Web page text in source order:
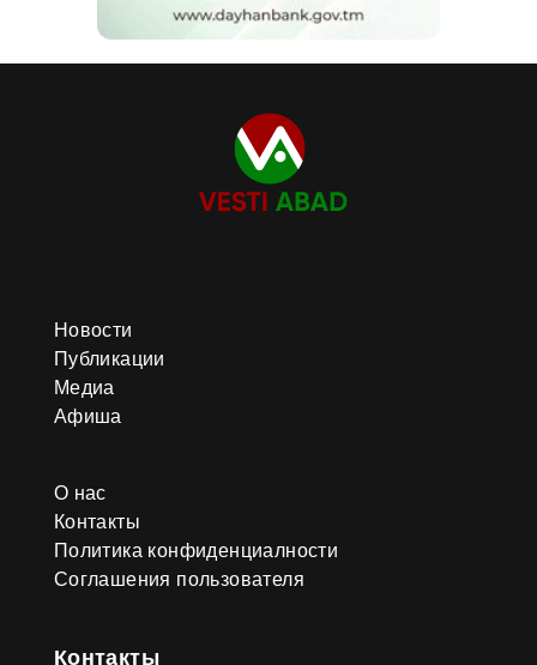
Новости
Публикации
Медиа
Афиша
О нас
Контакты
Политика конфиденциалности
Соглашения пользователя
Контакты